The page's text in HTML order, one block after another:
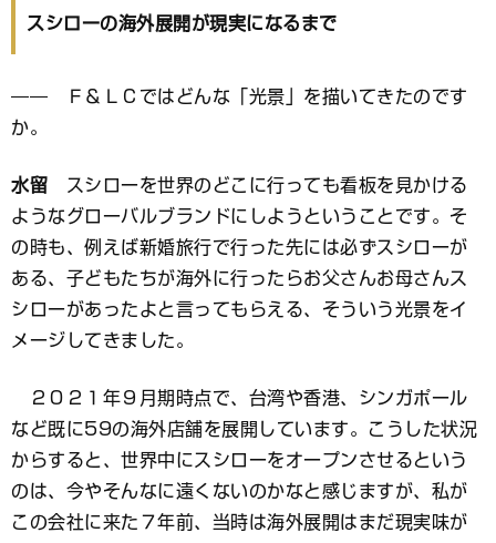
スシローの海外展開が現実になるまで
―― Ｆ＆ＬＣではどんな「光景」を描いてきたのです
か。
水留 スシローを世界のどこに行っても看板を見かける
ようなグローバルブランドにしようということです。そ
の時も、例えば新婚旅行で行った先には必ずスシローが
ある、子どもたちが海外に行ったらお父さんお母さんス
シローがあったよと言ってもらえる、そういう光景をイ
メージしてきました。
２０２１年９月期時点で、台湾や香港、シンガポール
など既に59の海外店舗を展開しています。こうした状況
からすると、世界中にスシローをオープンさせるという
のは、今やそんなに遠くないのかなと感じますが、私が
この会社に来た７年前、当時は海外展開はまだ現実味が